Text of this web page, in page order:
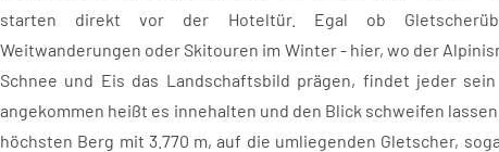
starten direkt vor der Hoteltür. Egal ob
Weitwanderungen oder Skitouren im Winter - hier, wo der
Schnee und Eis das Landschaftsbild prägen, findet jeder
angekommen heißt es innehalten und den Blick schweifen
höchsten Berg mit 3.770 m, auf die umliegenden Gletscher,